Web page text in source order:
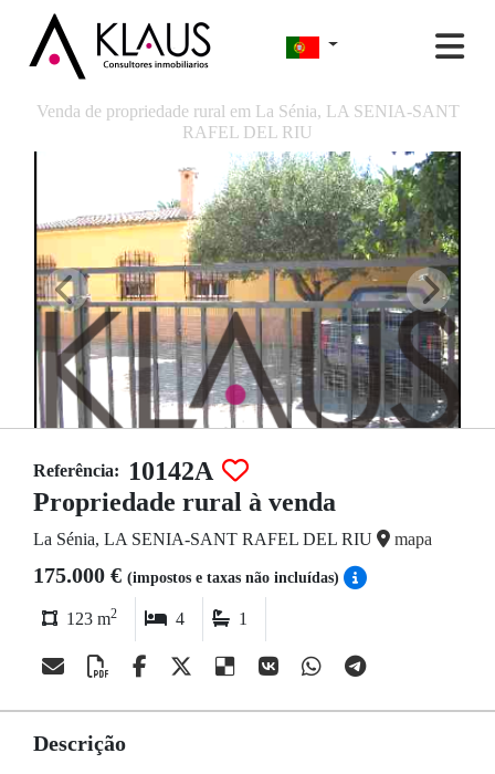
Venda de propriedade rural em La Sénia, LA SENIA-SANT
RAFEL DEL RIU
Referência:
10142A
Propriedade rural à venda
La Sénia, LA SENIA-SANT RAFEL DEL RIU mapa
175.000 € (impostos e taxas não incluídas)
123 m2 4 1
Descrição